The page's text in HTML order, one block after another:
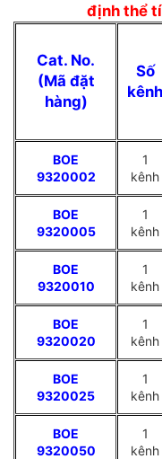
định thể
Cat. No.
(Mã đặt
hàng)
Số
kênh
BOE
9320002
1
kênh
BOE
9320005
1
kênh
BOE
9320010
1
kênh
BOE
9320020
1
kênh
BOE
9320025
1
kênh
BOE
9320050
1
kênh